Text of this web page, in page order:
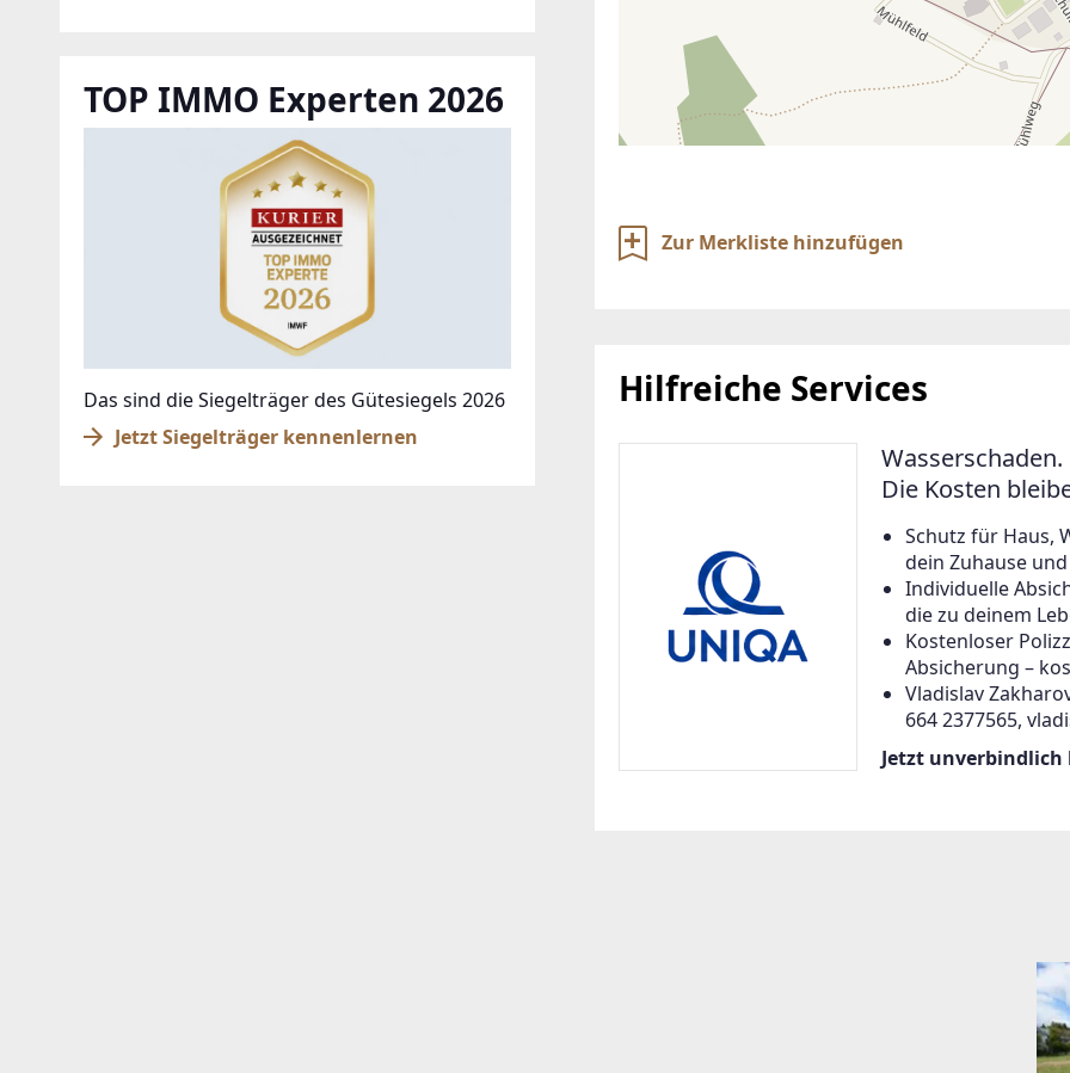
Zur Merkliste hinzufügen
Hilfreiche Services
Die Kosten
Schutz für Haus,
dein Zuhause
Individuelle
die zu deinem
Kostenloser
Absicherung –
Vladislav
664 2377565,
Jetzt unverbindlich
TOP IMMO Experten 2026
Das sind die Siegelträger des Gütesiegels 2026
Jetzt Siegelträger kennenlernen